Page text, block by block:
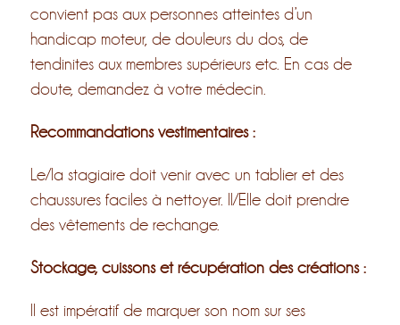
convient pas aux personnes atteintes d’un
handicap moteur, de douleurs du dos, de
tendinites aux membres supérieurs etc. En cas de
doute, demandez à votre médecin.
Recommandations vestimentaires :
Le/la stagiaire doit venir avec un tablier et des
chaussures faciles à nettoyer. Il/Elle doit prendre
des vêtements de rechange.
Stockage, cuissons et récupération des créations :
Il est impératif de marquer son nom sur ses